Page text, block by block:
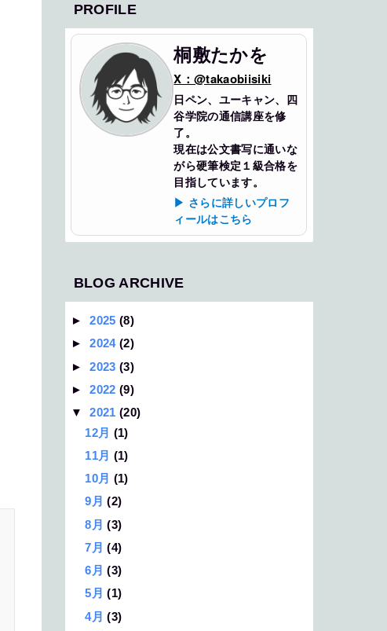
PROFILE
桐敷たかを
X：@takaobiisiki
日ペン、ユーキャン、四
谷学院の通信講座を修
了。
現在は公文書写に通いな
がら硬筆検定１級合格を
目指しています。
▶ さらに詳しいプロフ
ィールはこちら
BLOG ARCHIVE
►2025(8)
►2024(2)
►2023(3)
►2022(9)
▼2021(20)
12月 (1)
11月 (1)
10月 (1)
9月(2)
8月(3)
7月(4)
6月(3)
5月(1)
4月(3)